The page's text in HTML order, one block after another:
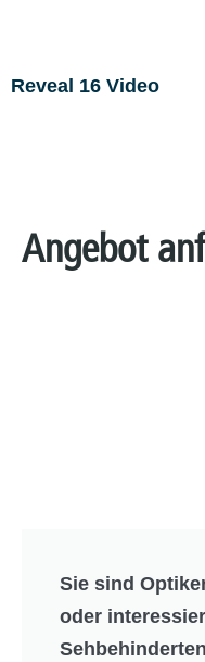
Reveal 16 Video
Angebot
Sie sind
oder